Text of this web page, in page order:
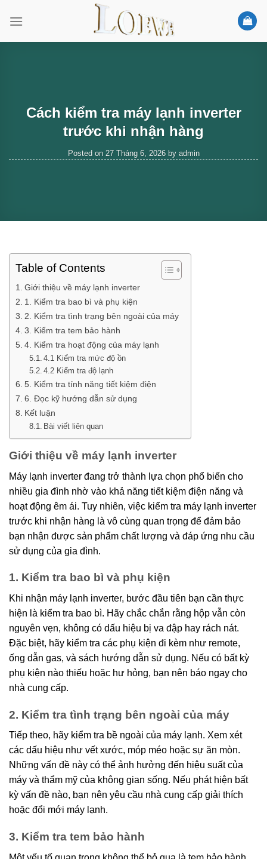
Cách kiểm tra máy lạnh inverter
trước khi nhận hàng
Posted on 27 Tháng 6, 2026by admin
Table of Contents
Giới thiệu về máy lạnh inverter
1. Kiểm tra bao bì và phụ kiện
2. Kiểm tra tình trạng bên ngoài của máy
3. Kiểm tra tem bảo hành
4. Kiểm tra hoạt động của máy lạnh
4.1 Kiểm tra mức độ ồn
4.2 Kiểm tra độ lạnh
5. Kiểm tra tính năng tiết kiệm điện
6. Đọc kỹ hướng dẫn sử dụng
Kết luận
Bài viết liên quan
Giới thiệu về máy lạnh inverter
Máy lạnh inverter đang trở thành lựa chọn phổ biến cho
nhiều gia đình nhờ vào khả năng tiết kiệm điện năng và
hoạt động êm ái. Tuy nhiên, việc kiểm tra máy lạnh inverter
trước khi nhận hàng là vô cùng quan trọng để đảm bảo
bạn nhận được sản phẩm chất lượng và đáp ứng nhu cầu
sử dụng của gia đình.
1. Kiểm tra bao bì và phụ kiện
Khi nhận máy lạnh inverter, bước đầu tiên bạn cần thực
hiện là kiểm tra bao bì. Hãy chắc chắn rằng hộp vẫn còn
nguyên vẹn, không có dấu hiệu bị va đập hay rách nát.
Đặc biệt, hãy kiểm tra các phụ kiện đi kèm như remote,
ống dẫn gas, và sách hướng dẫn sử dụng. Nếu có bất kỳ
phụ kiện nào thiếu hoặc hư hỏng, bạn nên báo ngay cho
nhà cung cấp.
2. Kiểm tra tình trạng bên ngoài của máy
Tiếp theo, hãy kiểm tra bề ngoài của máy lạnh. Xem xét
các dấu hiệu như vết xước, móp méo hoặc sự ăn mòn.
Những vấn đề này có thể ảnh hưởng đến hiệu suất của
máy và thẩm mỹ của không gian sống. Nếu phát hiện bất
kỳ vấn đề nào, bạn nên yêu cầu nhà cung cấp giải thích
hoặc đổi mới máy lạnh.
3. Kiểm tra tem bảo hành